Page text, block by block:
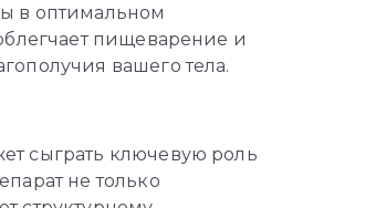
в оптимальном
пищеварение и
вашего тела.
сыграть ключевую роль
не только